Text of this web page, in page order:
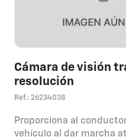
Cámara de visión
resolución
Ref.: 26234038
Proporciona al
vehículo al dar marcha